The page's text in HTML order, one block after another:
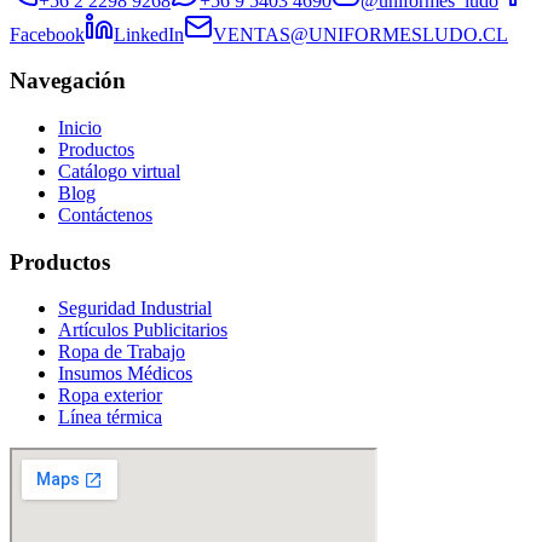
Facebook
LinkedIn VENTAS@UNIFORMESLUDO.CL
Navegación
Inicio
Productos
Catálogo virtual
Blog
Contáctenos
Productos
Seguridad Industrial
Artículos Publicitarios
Ropa de Trabajo
Insumos Médicos
Ropa exterior
Línea térmica